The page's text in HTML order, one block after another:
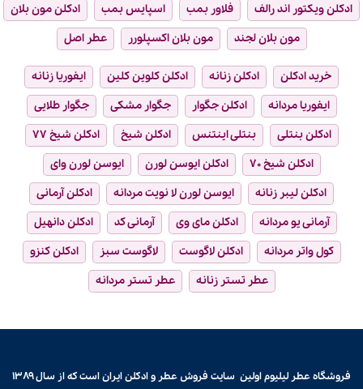
ادکلن ویکتور اند رالف
فلاور بمب اسپایس بمب
ادکلن مون بلان
مون بلان لجند
مون بلان اکسپلورر عطر اصل
خرید ادکلن ادکلن زنانه ادکلن کلوین کلین
ایفوریا زنانه
ایفوریا مردانه
ادکلن جگوار جگوار مشکی
جگوار طلایی
ادکلن بنتلی
بنتلی اینتنس ادکلن شیخ
ادکلن شیخ ۷۷
ادکلن شیخ ۷۰
ادکلن ایوسن لورن
ایوسن لورن وای
ادکلن لیبر زنانه
ایوسن لورن لا نویت مردانه
ادکلن آرمانی
آرمانی یو مردانه
ادکلن مای وی آرمانی کد
ادکلن دانهیل
کول واتر مردانه
ادکلن لاگوست لاگوست سبز
ادکلن کنزو
عطر تستر زنانه
عطر تستر مردانه
فروشگاه عطر لیلیوم اولین سایت فروشعطر و ادکلن
ایران است که از سال ۱۳۸۹